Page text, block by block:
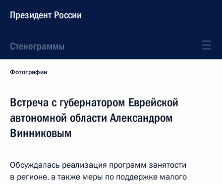
Президент России
Стенограммы
Фотографии
Встреча с губернатором Еврейской
автономной области Александром
Винниковым
Обсуждалась реализация программ занятости
в регионе, а также меры по поддержке малого